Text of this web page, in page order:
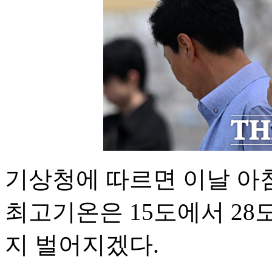
기상청에 따르면 이날 아
최고기온은 15도에서 28
지 벌어지겠다.